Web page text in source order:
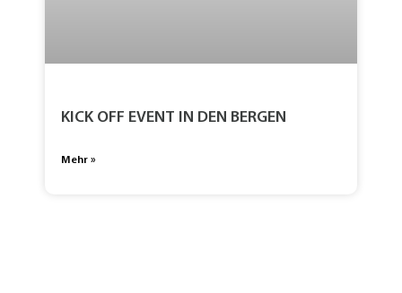
KICK OFF EVENT IN DEN BERGEN
Mehr »